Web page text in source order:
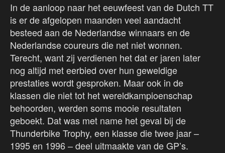
In de aanloop naar het eeuwfeest van de Dutch TT
is er de afgelopen maanden veel aandacht
besteed aan de Nederlandse winnaars en de
Nederlandse coureurs die net niet wonnen.
Terecht, want zij verdienen het dat er jaren later
nog altijd met eerbied over hun geweldige
prestaties wordt gesproken. Maar ook in de
klassen die niet tot het wereldkampioenschap
behoorden, werden soms mooie resultaten
geboekt. Dat was met name het geval bij de
Thunderbike Trophy, een klasse die twee jaar –
1995 en 1996 – deel uitmaakte van de GP’s.